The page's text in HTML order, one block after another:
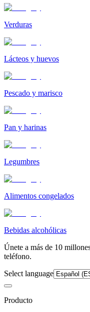
Verduras
Lácteos y huevos
Pescado y marisco
Pan y harinas
Legumbres
Alimentos congelados
Bebidas alcohólicas
Únete a más de 10
teléfono.
Select language
Producto